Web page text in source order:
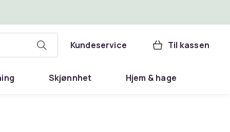
Kundeservice Til kassen
Skjønnhet Hjem & hage